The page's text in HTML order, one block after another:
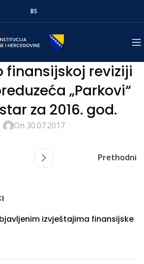
BS
finansijskoj reviziji
„Parkovi“
za 2016. god.
On 30.07.2017
Prethodni
izvještajima finansijske